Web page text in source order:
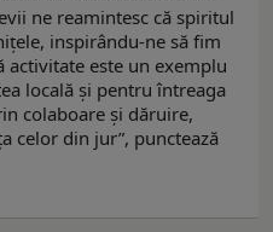
ne reamintesc că spiritul
inspirându-ne să fim
activitate este un exemplu
locală și pentru întreaga
colaboare și dăruire,
celor din jur”, punctează